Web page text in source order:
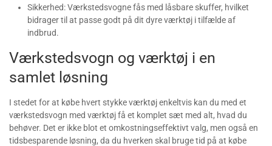
Sikkerhed: Værkstedsvogne fås med låsbare skuffer, hvilket
bidrager til at passe godt på dit dyre værktøj i tilfælde af
indbrud.
Værkstedsvogn og værktøj i en
samlet løsning
I stedet for at købe hvert stykke værktøj enkeltvis kan du med et
værkstedsvogn med værktøj få et komplet sæt med alt, hvad du
behøver. Det er ikke blot et omkostningseffektivt valg, men også en
tidsbesparende løsning, da du hverken skal bruge tid på at købe